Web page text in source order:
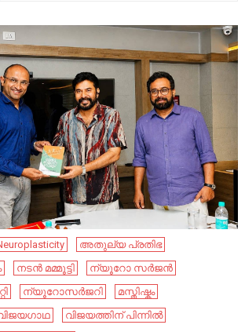
അതുല്യ പ്രതിഭ
നടൻ മമ്മൂട്ടി
ന്യൂറോ സർജൻ
ന്യൂറോസർജറി
മസ്തിഷ്കം
വിജയത്തിന് പിന്നിൽ